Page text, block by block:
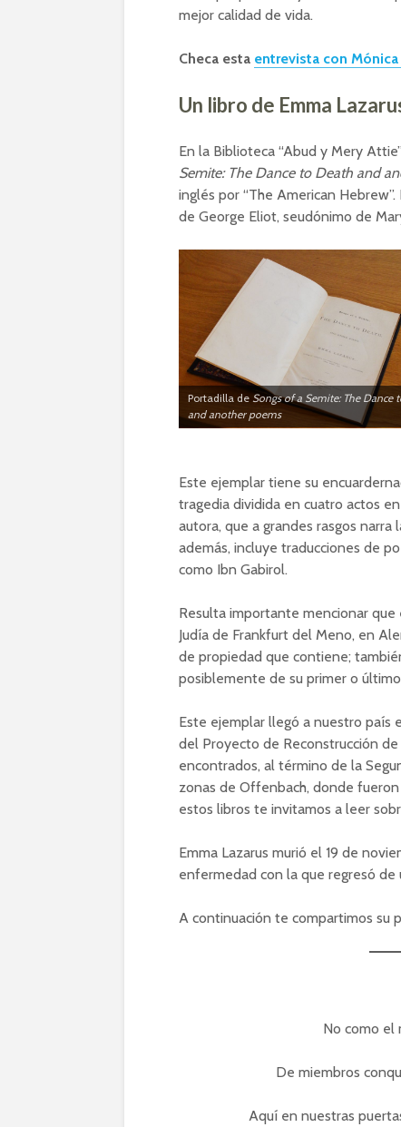
mejor calidad de vida.
Checa esta entrevista con
Un libro de Emma
En la Biblioteca “Abud y Mery
Semite: The Dance to Death and
inglés por “The American
de George Eliot, seudónimo de
Portadilla de Songs of a Semite: The Dance
and another poems
Este ejemplar tiene su
tragedia dividida en cuatro actos
autora, que a grandes rasgos
además, incluye traducciones de
como Ibn Gabirol.
Resulta importante mencionar
Judía de Frankfurt del Meno, en
de propiedad que contiene;
posiblemente de su primer o
Este ejemplar llegó a nuestro país
del Proyecto de Reconstrucción
encontrados, al término de la
zonas de Offenbach, donde
estos libros te invitamos a leer
Emma Lazarus murió el 19 de
enfermedad con la que regresó de
A continuación te compartimos su
No como el
De miembros
Aquí en nuestras